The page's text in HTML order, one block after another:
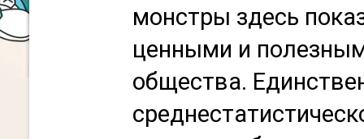
монстры здесь
ценными и
общества.